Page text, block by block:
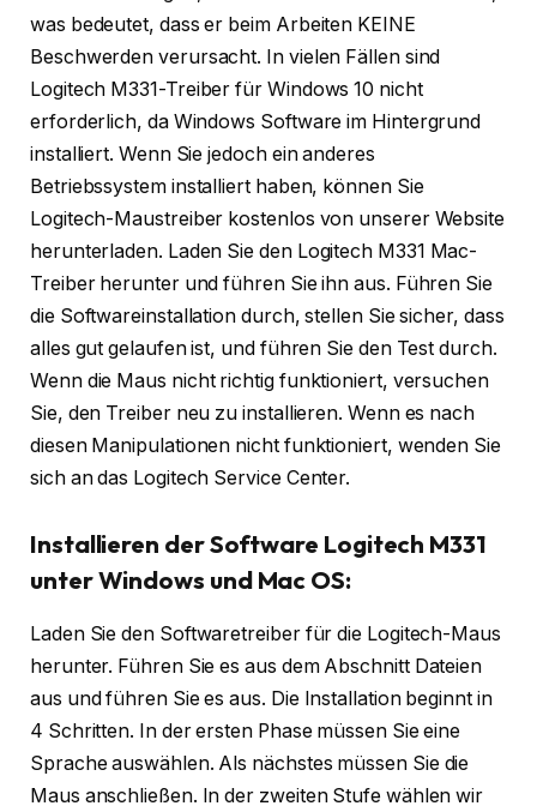
was bedeutet, dass er beim Arbeiten KEINE
Beschwerden verursacht. In vielen Fällen sind
Logitech M331-Treiber für Windows 10 nicht
erforderlich, da Windows Software im Hintergrund
installiert. Wenn Sie jedoch ein anderes
Betriebssystem installiert haben, können Sie
Logitech-Maustreiber kostenlos von unserer Website
herunterladen. Laden Sie den Logitech M331 Mac-
Treiber herunter und führen Sie ihn aus. Führen Sie
die Softwareinstallation durch, stellen Sie sicher, dass
alles gut gelaufen ist, und führen Sie den Test durch.
Wenn die Maus nicht richtig funktioniert, versuchen
Sie, den Treiber neu zu installieren. Wenn es nach
diesen Manipulationen nicht funktioniert, wenden Sie
sich an das Logitech Service Center.
Installieren der Software Logitech M331
unter Windows und Mac OS:
Laden Sie den Softwaretreiber für die Logitech-Maus
herunter. Führen Sie es aus dem Abschnitt Dateien
aus und führen Sie es aus. Die Installation beginnt in
4 Schritten. In der ersten Phase müssen Sie eine
Sprache auswählen. Als nächstes müssen Sie die
Maus anschließen. In der zweiten Stufe wählen wir